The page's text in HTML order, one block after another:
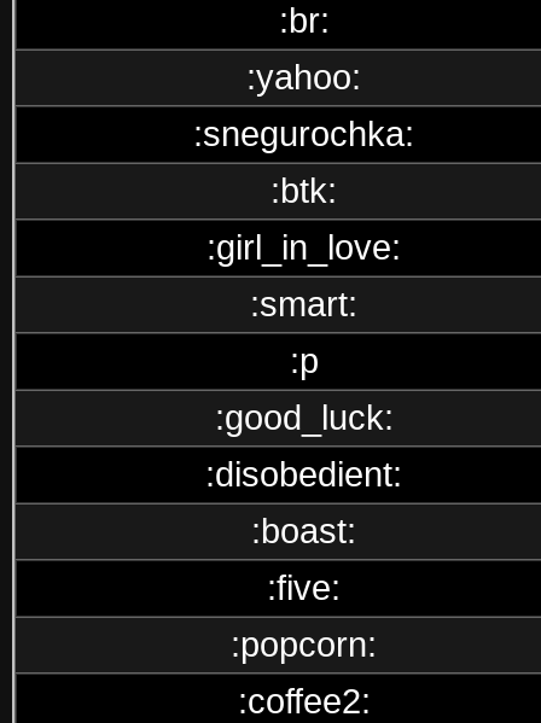
:br:
:yahoo:
:snegurochka:
:btk:
:girl_in_love:
:smart:
:p
:good_luck:
:disobedient:
:boast:
:five:
:popcorn:
:coffee2: